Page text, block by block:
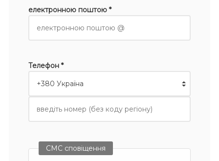
електронною поштою *
Телефон *
СМС сповіщення